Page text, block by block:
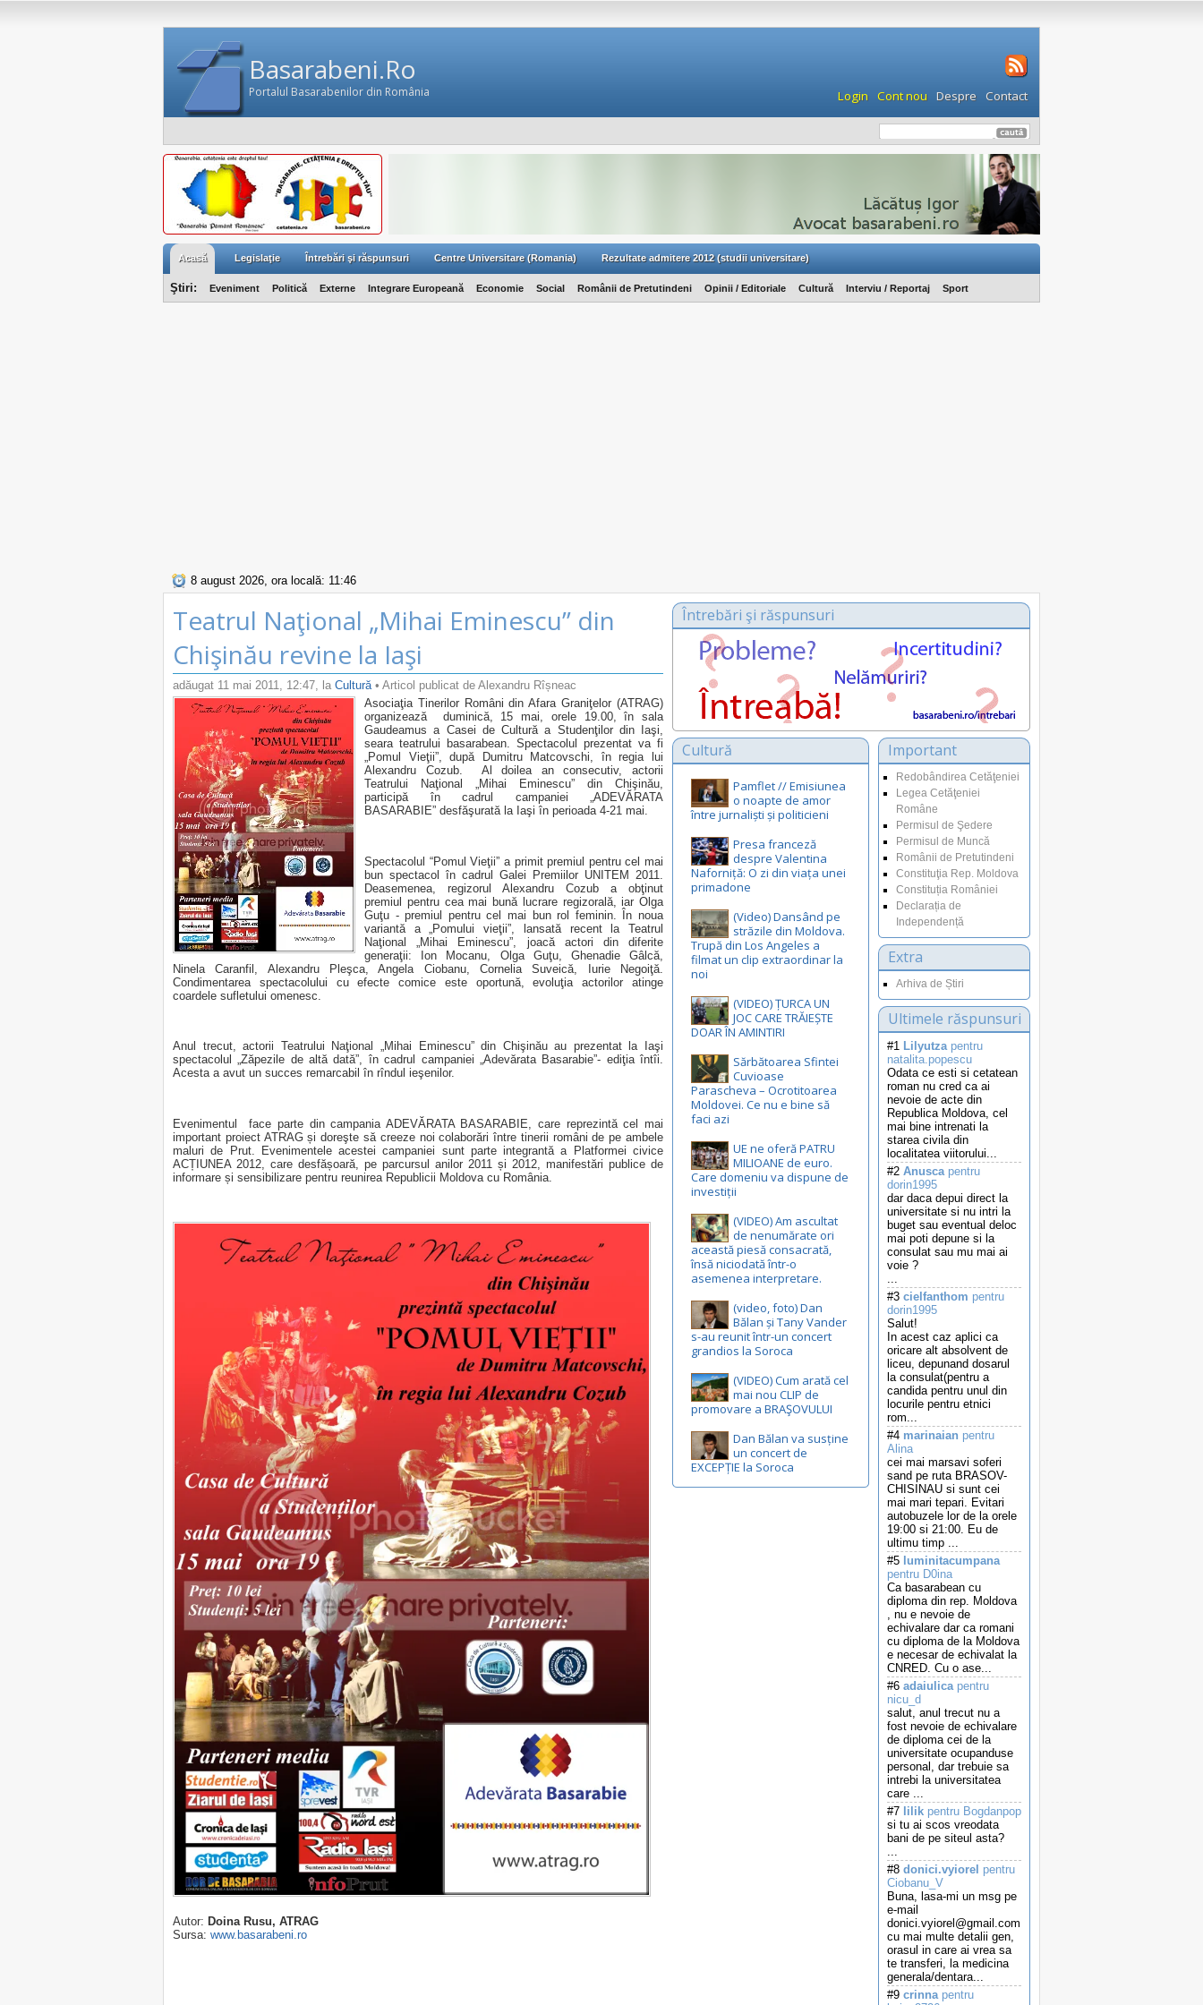
Basarabeni.Ro
Portalul Basarabenilor din România Login Cont nou Despre Contact
Acasă Legislaţie Întrebări şi răspunsuri Centre Universitare (Romania) Rezultate admitere 2012 (studii universitare)
Ştiri: Eveniment Politică Externe Integrare Europeană Economie Social Românii de Pretutindeni Opinii / Editoriale Cultură Interviu / Reportaj Sport
8 august 2026, ora locală: 11:46
Teatrul Naţional „Mihai Eminescu” din
Chişinău revine la Iaşi
adăugat 11 mai 2011, 12:47, la Cultură• Articol publicat de Alexandru Rîșneac
Asociaţia Tinerilor Români din Afara Graniţelor (ATRAG)
organizează duminică, 15 mai, orele 19.00, în sala
Gaudeamus a Casei de Cultură a Studenţilor din Iaşi,
seara teatrului basarabean. Spectacolul prezentat va fi
„Pomul Vieţii”, după Dumitru Matcovschi, în regia lui
Alexandru Cozub. Al doilea an consecutiv, actorii
Teatrului Naţional „Mihai Eminescu” din Chişinău,
participă în cadrul campaniei „ADEVĂRATA
BASARABIE” desfăşurată la Iaşi în perioada 4-21 mai.
Spectacolul “Pomul Vieţii” a primit premiul pentru cel mai
bun spectacol în cadrul Galei Premiilor UNITEM 2011.
Deasemenea, regizorul Alexandru Cozub a obţinut
premiul pentru cea mai bună lucrare regizorală, iar Olga
Guţu - premiul pentru cel mai bun rol feminin. În noua
variantă a „Pomului vieţii”, lansată recent la Teatrul
Naţional „Mihai Eminescu”, joacă actori din diferite
generaţii: Ion Mocanu, Olga Guţu, Ghenadie Gâlcă,
Ninela Caranfil, Alexandru Pleşca, Angela Ciobanu, Cornelia Suveică, Iurie Negoiţă.
Condimentarea spectacolului cu efecte comice este oportună, evoluţia actorilor atinge
coardele sufletului omenesc.
Anul trecut, actorii Teatrului Naţional „Mihai Eminescu” din Chişinău au prezentat la Iaşi
spectacolul „Zăpezile de altă dată”, în cadrul campaniei „Adevărata Basarabie”- ediţia întîi.
Acesta a avut un succes remarcabil în rîndul ieşenilor.
Evenimentul face parte din campania ADEVĂRATA BASARABIE, care reprezintă cel mai
important proiect ATRAG și doreşte să creeze noi colaborări între tinerii români de pe ambele
maluri de Prut. Evenimentele acestei campaniei sunt parte integrantă a Platformei civice
ACȚIUNEA 2012, care desfășoară, pe parcursul anilor 2011 și 2012, manifestări publice de
informare și sensibilizare pentru reunirea Republicii Moldova cu România.
Autor: Doina Rusu, ATRAG
Sursa: www.basarabeni.ro
Întrebări şi răspunsuri
Important
Redobândirea Cetăţeniei
Legea Cetăţeniei
Române
Permisul de Şedere
Permisul de Muncă
Românii de Pretutindeni
Constituţia Rep. Moldova
Constituția României
Declarația de
Independență
Extra
Arhiva de Știri
Ultimele răspunsuri
#1 Lilyutzapentru
natalita.popescu
Odata ce esti si cetatean
roman nu cred ca ai
nevoie de acte din
Republica Moldova, cel
mai bine intrenati la
starea civila din
localitatea viitorului...
#2 Anuscapentru
dorin1995
dar daca depui direct la
universitate si nu intri la
buget sau eventual deloc
mai poti depune si la
consulat sau mu mai ai
voie ?
...
#3 cielfanthom pentru
dorin1995
Salut!
In acest caz aplici ca
oricare alt absolvent de
liceu, depunand dosarul
la consulat(pentru a
candida pentru unul din
locurile pentru etnici
rom...
#4 marinaian pentru
Alina
cei mai marsavi soferi
sand pe ruta BRASOV-
CHISINAU si sunt cei
mai mari tepari. Evitari
autobuzele lor de la orele
19:00 si 21:00. Eu de
ultimu timp ...
#5 luminitacumpana
pentru D0ina
Ca basarabean cu
diploma din rep. Moldova
, nu e nevoie de
echivalare dar ca romani
cu diploma de la Moldova
e necesar de echivalat la
CNRED. Cu o ase...
#6 adaiulicapentru
nicu_d
salut, anul trecut nu a
fost nevoie de echivalare
de diploma cei de la
universitate ocupanduse
personal, dar trebuie sa
intrebi la universitatea
care ...
#7 lilik pentru Bogdanpop
si tu ai scos vreodata
bani de pe siteul asta?
...
#8 donici.vyiorel pentru
Ciobanu_V
Buna, lasa-mi un msg pe
e-mail
donici.vyiorel@gmail.com
cu mai multe detalii gen,
orasul in care ai vrea sa
te transferi, la medicina
generala/dentara...
#9 crinnapentru
Cultură
Pamflet // Emisiunea
o noapte de amor
între jurnaliști și politicieni
Presa franceză
despre Valentina
Naforniță: O zi din viața unei
primadone
(Video) Dansând pe
străzile din Moldova.
Trupă din Los Angeles a
filmat un clip extraordinar la
noi
(VIDEO) ȚURCA UN
JOC CARE TRĂIEȘTE
DOAR ÎN AMINTIRI
Sărbătoarea Sfintei
Cuvioase
Parascheva – Ocrotitoarea
Moldovei. Ce nu e bine să
faci azi
UE ne oferă PATRU
MILIOANE de euro.
Care domeniu va dispune de
investiții
(VIDEO) Am ascultat
de nenumărate ori
această piesă consacrată,
însă niciodată într-o
asemenea interpretare.
(video, foto) Dan
Bălan și Tany Vander
s-au reunit într-un concert
grandios la Soroca
(VIDEO) Cum arată cel
mai nou CLIP de
promovare a BRAŞOVULUI
Dan Bălan va susține
un concert de
EXCEPȚIE la Soroca